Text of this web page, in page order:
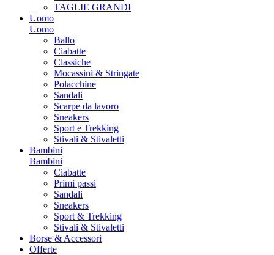
TAGLIE GRANDI
Uomo
Uomo
Ballo
Ciabatte
Classiche
Mocassini & Stringate
Polacchine
Sandali
Scarpe da lavoro
Sneakers
Sport e Trekking
Stivali & Stivaletti
Bambini
Bambini
Ciabatte
Primi passi
Sandali
Sneakers
Sport & Trekking
Stivali & Stivaletti
Borse & Accessori
Offerte